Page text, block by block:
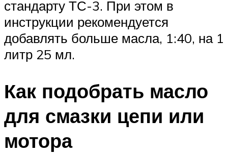
стандарту ТС-3. При этом в
инструкции рекомендуется
добавлять больше масла, 1:40, на 1
литр 25 мл.
Как подобрать масло
для смазки цепи или
мотора